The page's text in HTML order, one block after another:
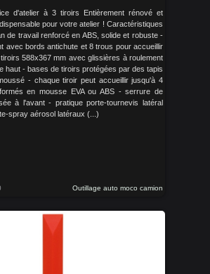
d'atelier à 3 tiroirs Entièrement rénové et
pour votre atelier ! Caractéristiques
de travail renforcé en ABS, solide et robuste -
avec bords antichute et 8 trous pour accueillir
588x367 mm avec glissières à roulement
haut - bases de tiroirs protégées par des tapis
- chaque tiroir peut accueillir jusqu'à 4
en mousse EVA ou ABS - serrure de
à l'avant - pratique porte-tournevis latéral
spray aérosol latéraux (...)
Outillage auto moco camion